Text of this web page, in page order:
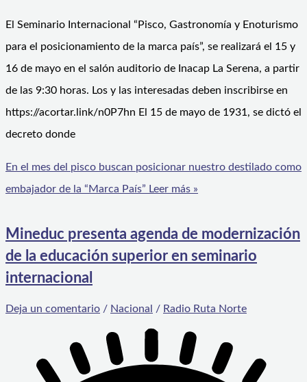
El Seminario Internacional “Pisco, Gastronomía y Enoturismo
para el posicionamiento de la marca país”, se realizará el 15 y
16 de mayo en el salón auditorio de Inacap La Serena, a partir
de las 9:30 horas. Los y las interesadas deben inscribirse en
https://acortar.link/n0P7hn El 15 de mayo de 1931, se dictó el
decreto donde
En el mes del pisco buscan posicionar nuestro destilado como
embajador de la “Marca País” Leer más »
Mineduc presenta agenda de modernización
de la educación superior en seminario
internacional
Deja un comentario / Nacional / Radio Ruta Norte